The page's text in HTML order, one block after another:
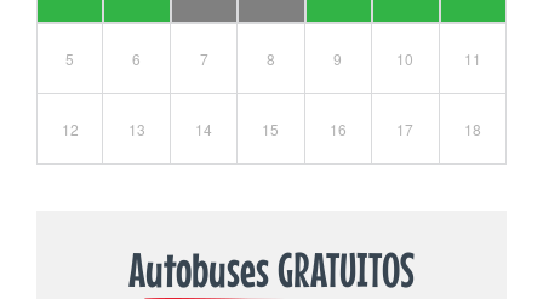
5 6 7 8 9 10 11
12 13 14 15 16 17 18
Autobuses GRATUITOS